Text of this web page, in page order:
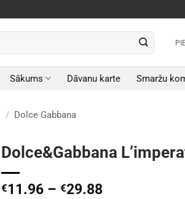
Sākums Dāvanu karte Smaržu
/ Dolce Gabbana
Dolce&Gabbana
€11.96 – €29.88Price